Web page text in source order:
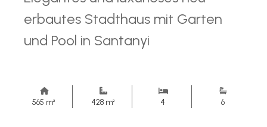
erbautes Stadthaus mit Garten
und Pool in Santanyi
565 m² 428 m² 4 6